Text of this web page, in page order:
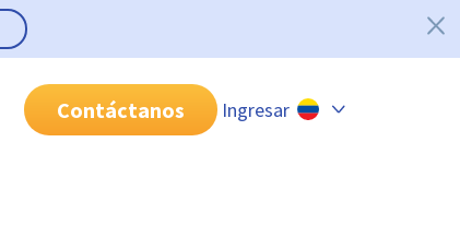
Contáctanos Ingresar